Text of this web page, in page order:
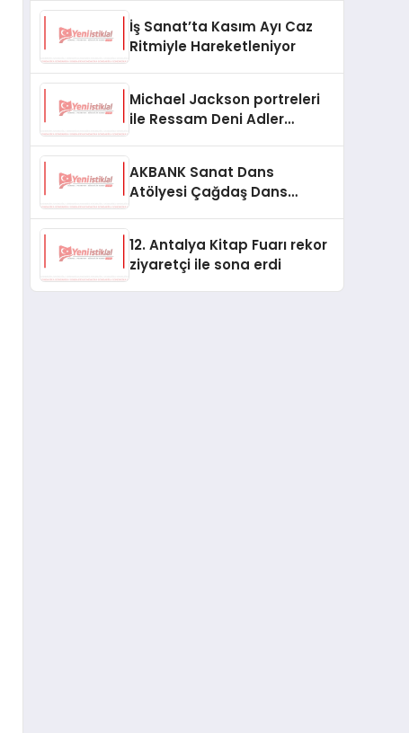
İş Sanat’ta Kasım Ayı Caz
Ritmiyle Hareketleniyor
Michael Jackson portreleri
ile Ressam Deni Adler
AKBANK Sanat Dans
Atölyesi Çağdaş Dans
12. Antalya Kitap Fuarı rekor
ziyaretçi ile sona erdi